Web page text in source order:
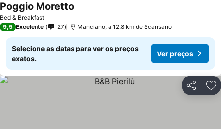
Bed & Breakfast
Poggio Moretto
9,5 Excelente 27 Manciano, a 12.8 km de Scansano
Selecione as datas para ver os preços
exatos.
Ver preços
Partilhar